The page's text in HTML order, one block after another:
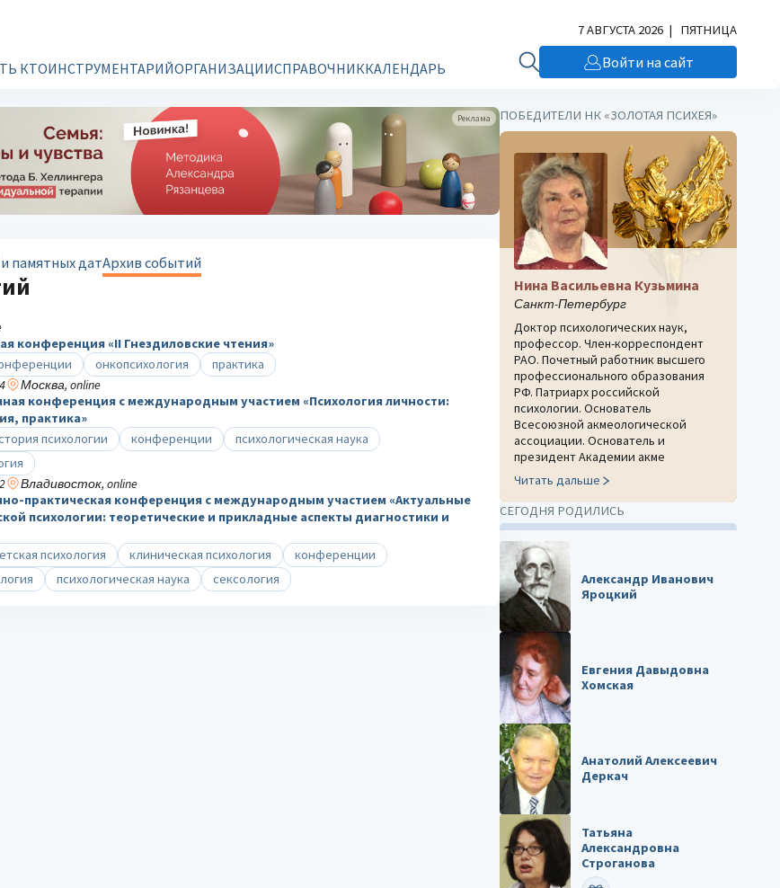
КТОИНСТРУМЕНТАРИЙОРГАНИЗАЦИИСПРАВОЧНИККАЛЕНДАРЬ
7 АВГУСТА 2026 | ПЯТНИЦА
Войти на сайт
Реклама
памятных датАрхив событий
конференция «II Гнездиловские чтения»
онкопсихология
практика
Москва, online
конференция с международным участием «Психология личности:
практика»
психологии конференции
психологическая наука
Владивосток, online
практическая конференция с международным участием «Актуальные
психологии: теоретические и прикладные аспекты диагностики и
психология клиническая психология
конференции
психологическая наука сексология
ПОБЕДИТЕЛИ НК «ЗОЛОТАЯ ПСИХЕЯ»
Нина Васильевна Кузьмина
Санкт-Петербург
Доктор психологических наук,
профессор. Член-корреспондент
РАО. Почетный работник высшего
профессионального образования
РФ. Патриарх российской
психологии. Основатель
Всесоюзной акмеологической
ассоциации. Основатель и
президент Академии акме
Читать дальше
СЕГОДНЯ РОДИЛИСЬ
Александр Иванович
Яроцкий
Евгения Давыдовна
Хомская
Анатолий Алексеевич
Деркач
Татьяна
Александровна
Строганова